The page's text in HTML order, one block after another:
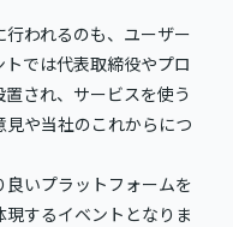
われるのも、ユーザー
では代表取締役やプロ
され、サービスを使う
や当社のこれからにつ
いプラットフォームを
するイベントとなりま